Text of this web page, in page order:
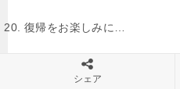
復帰をお楽しみに…
田舎の地域活動の役
シェア